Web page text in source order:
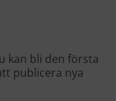
kan bli den första
publicera nya